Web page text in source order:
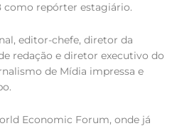
como repórter estagiário.
editor-chefe, diretor da
redação e diretor executivo do
de Mídia impressa e
Economic Forum, onde já